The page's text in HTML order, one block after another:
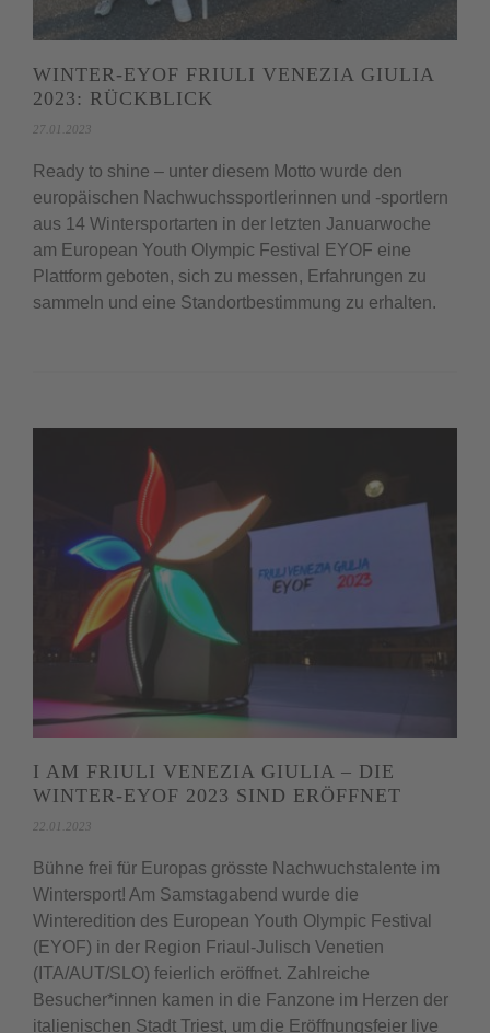
WINTER-EYOF FRIULI VENEZIA GIULIA
2023: RÜCKBLICK
27.01.2023
Ready to shine – unter diesem Motto wurde den
europäischen Nachwuchssportlerinnen und -sportlern
aus 14 Wintersportarten in der letzten Januarwoche
am European Youth Olympic Festival EYOF eine
Plattform geboten, sich zu messen, Erfahrungen zu
sammeln und eine Standortbestimmung zu erhalten.
I AM FRIULI VENEZIA GIULIA – DIE
WINTER-EYOF 2023 SIND ERÖFFNET
22.01.2023
Bühne frei für Europas grösste Nachwuchstalente im
Wintersport! Am Samstagabend wurde die
Winteredition des European Youth Olympic Festival
(EYOF) in der Region Friaul-Julisch Venetien
(ITA/AUT/SLO) feierlich eröffnet. Zahlreiche
Besucher*innen kamen in die Fanzone im Herzen der
italienischen Stadt Triest, um die Eröffnungsfeier live